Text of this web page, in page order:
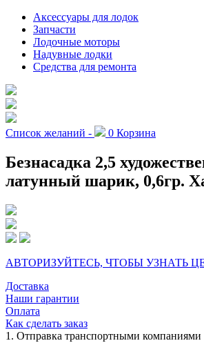
Аксессуары для лодок
Запчасти
Лодочные моторы
Надувные лодки
Средства для ремонта
Список желаний - 0 Корзина
Безнасадка 2,5
латунный шарик, 0,6гр.
АВТОРИЗУЙТЕСЬ, ЧТОБЫ УЗНАТЬ
Доставка
Наши гарантии
Оплата
Как сделать заказ
1. Отправка транспортными компаниями